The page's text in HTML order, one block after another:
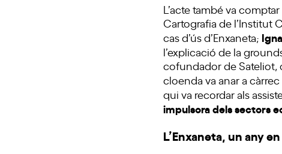
L’acte també va
Cartografia de l’Institut
cas d’ús d’Enxaneta;
l’explicació de la
cofundador de Sateliot,
cloenda va anar a
qui va recordar als
impulsora dels sectors
L’Enxaneta, un any